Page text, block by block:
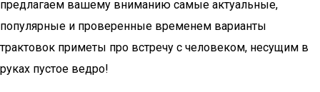
предлагаем вашему вниманию самые актуальные,
популярные и проверенные временем варианты
трактовок приметы про встречу с человеком, несущим в
руках пустое ведро!